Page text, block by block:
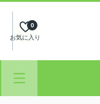
お気に入り
0